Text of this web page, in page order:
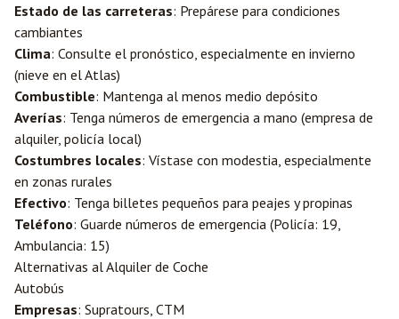
Estado de las carreteras: Prepárese para condiciones
cambiantes
Clima: Consulte el pronóstico, especialmente en invierno
(nieve en el Atlas)
Combustible: Mantenga al menos medio depósito
Averías: Tenga números de emergencia a mano (empresa de
alquiler, policía local)
Costumbres locales: Vístase con modestia, especialmente
en zonas rurales
Efectivo: Tenga billetes pequeños para peajes y propinas
Teléfono: Guarde números de emergencia (Policía: 19,
Ambulancia: 15)
Alternativas al Alquiler de Coche
Autobús
Empresas: Supratours, CTM